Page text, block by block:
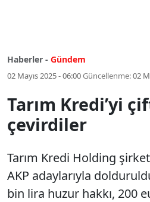
Haberler - Gündem
02 Mayıs 2025 - 06:00Güncellenme:02
Tarım Kredi’yi
çevirdiler
Tarım Kredi Holding
AKP adaylarıyla
bin lira huzur hakkı, 200